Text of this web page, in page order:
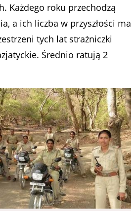
Każdego roku przechodzą
a ich liczba w przyszłości ma
tych lat strażniczki
Średnio ratują 2